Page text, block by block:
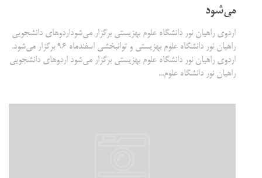
می‌شود
اردوی راهیان نور دانشگاه علوم بهزیستی برگزار می‌شوداردو‌های دانشجویی
راهیان نور دانشگاه علوم بهزیستی و توانبخشی اسفندماه ۹۶ برگزار می‌شود.
اردوی راهیان نور دانشگاه علوم بهزیستی برگزار می‌شود اردو‌های دانشجویی
راهیان نور دانشگاه علوم...